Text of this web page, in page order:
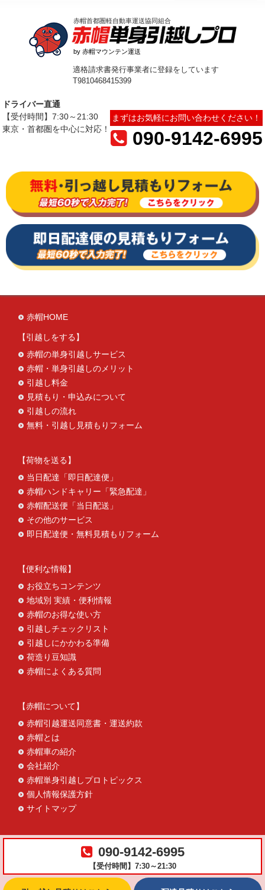
by 赤帽マウンテン運送
赤帽首都圏軽自動車運送協同組合
適格請求書発行事業者に登録をしています
T9810468415399
ドライバー直通
【受付時間】7:30～21:30
東京・首都圏を中心に対応！
まずはお気軽にお問い合わせください！
090-9142-6995
赤帽HOME
引越しをする
赤帽の単身引越しサービス
赤帽・単身引越しのメリット
引越し料金
見積もり・申込みについて
引越しの流れ
無料・引越し見積もりフォーム
荷物を送る
当日配達「即日配達便」
赤帽ハンドキャリー「緊急配達」
赤帽配送便「当日配送」
その他のサービス
即日配達便・無料見積もりフォーム
便利な情報
お役立ちコンテンツ
地域別 実績・便利情報
赤帽のお得な使い方
引越しチェックリスト
引越しにかかわる準備
荷造り豆知識
赤帽によくある質問
赤帽について
赤帽引越運送同意書・運送約款
赤帽とは
赤帽車の紹介
会社紹介
赤帽単身引越しプロトピックス
個人情報保護方針
サイトマップ
090-9142-6995
【受付時間】7:30～21:30